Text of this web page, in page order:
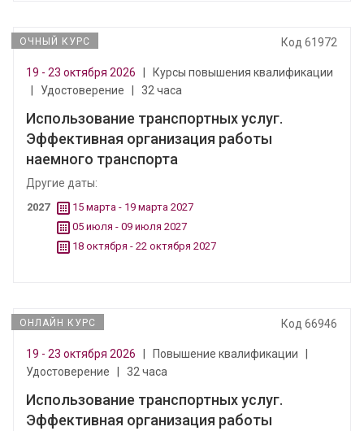
ОЧНЫЙ КУРС Код 61972
19 - 23 октября 2026
Курсы повышения квалификации
Удостоверение 32 часа
Использование транспортных услуг.
Эффективная организация работы
наемного транспорта
Другие даты:
2027
15 марта - 19 марта 2027
05 июля - 09 июля 2027
18 октября - 22 октября 2027
ОНЛАЙН КУРС Код 66946
19 - 23 октября 2026 Повышение квалификации
Удостоверение
32 часа
Использование транспортных услуг.
Эффективная организация работы